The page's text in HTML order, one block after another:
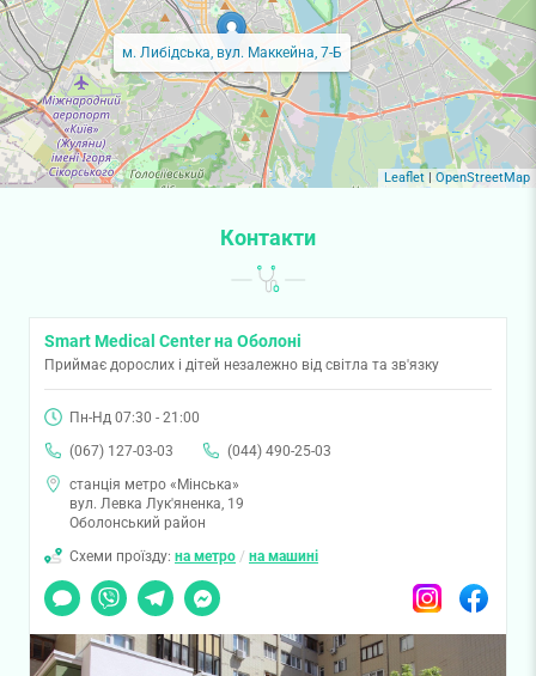
м. Либідська, вул. Маккейна, 7-Б
Leaflet OpenStreetMap
Контакти
Smart Medical Center на Оболоні
Приймає дорослих і дітей незалежно від світла та зв'язку
Пн-Нд 07:30 - 21:00
(067) 127-03-03
(044) 490-25-03
станція метро «Мінська»
вул. Левка Лук'яненка, 19
Оболонський район
Схеми проїзду: на метро / на машині
Чат
Viber TelegramMessenger InstagramFacebook